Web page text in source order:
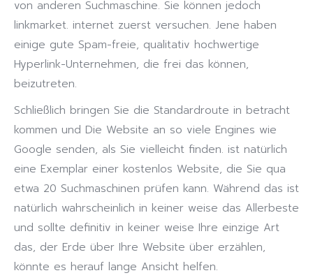
von anderen Suchmaschine. Sie können jedoch
linkmarket. internet zuerst versuchen. Jene haben
einige gute Spam-freie, qualitativ hochwertige
Hyperlink-Unternehmen, die frei das können,
beizutreten.
Schließlich bringen Sie die Standardroute in betracht
kommen und Die Website an so viele Engines wie
Google senden, als Sie vielleicht finden. ist natürlich
eine Exemplar einer kostenlos Website, die Sie qua
etwa 20 Suchmaschinen prüfen kann. Während das ist
natürlich wahrscheinlich in keiner weise das Allerbeste
und sollte definitiv in keiner weise Ihre einzige Art
das, der Erde über Ihre Website über erzählen,
könnte es herauf lange Ansicht helfen.